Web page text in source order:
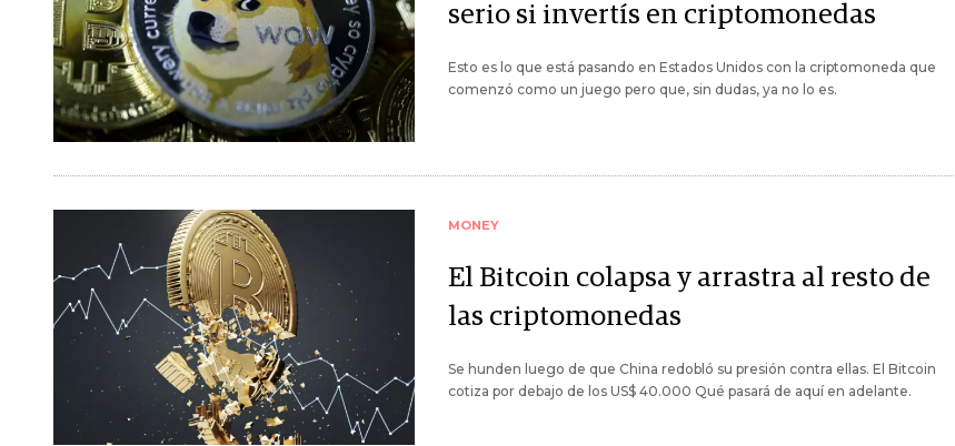
serio si invertís en criptomonedas
Esto es lo que está pasando en Estados Unidos con la criptomoneda que
comenzó como un juego pero que, sin dudas, ya no lo es.
MONEY
El Bitcoin colapsa y arrastra al resto de
las criptomonedas
Se hunden luego de que China redobló su presión contra ellas. El Bitcoin
cotiza por debajo de los US$ 40.000 Qué pasará de aquí en adelante.